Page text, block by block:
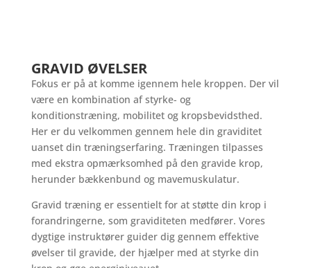
GRAVID ØVELSER
Fokus er på at komme igennem hele kroppen. Der vil
være en kombination af styrke- og
konditionstræning, mobilitet og kropsbevidsthed.
Her er du velkommen gennem hele din graviditet
uanset din træningserfaring. Træningen tilpasses
med ekstra opmærksomhed på den gravide krop,
herunder bækkenbund og mavemuskulatur.
Gravid træninger essentielt for at støtte din krop i
forandringerne, som graviditeten medfører. Vores
dygtige instruktører guider dig gennem effektive
øvelser til gravide, der hjælper med at styrke din